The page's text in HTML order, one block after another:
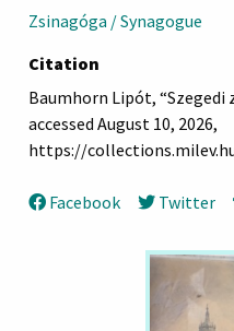
Zsinagóga / Synagogue
Citation
Baumhorn Lipót, “Szegedi
accessed August 10, 2026,
https://
Facebook Twitter